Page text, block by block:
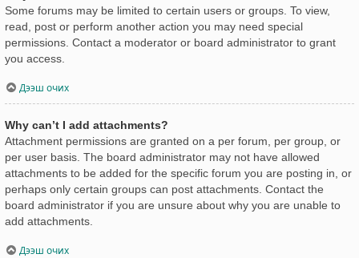
Some forums may be limited to certain users or groups. To view,
read, post or perform another action you may need special
permissions. Contact a moderator or board administrator to grant
you access.
Дээш очих
Why can’t I add attachments?
Attachment permissions are granted on a per forum, per group, or
per user basis. The board administrator may not have allowed
attachments to be added for the specific forum you are posting in, or
perhaps only certain groups can post attachments. Contact the
board administrator if you are unsure about why you are unable to
add attachments.
Дээш очих